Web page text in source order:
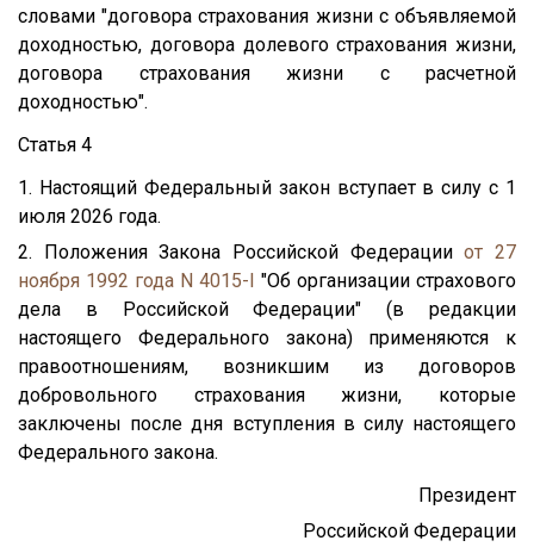
словами "договора страхования жизни с объявляемой
доходностью, договора долевого страхования жизни,
договора страхования жизни с расчетной
доходностью".
Статья 4
1. Настоящий Федеральный закон вступает в силу с 1
июля 2026 года.
2. Положения Закона Российской Федерацииот 27
ноября 1992 года N 4015-I "Об организации страхового
дела в Российской Федерации" (в редакции
настоящего Федерального закона) применяются к
правоотношениям, возникшим из договоров
добровольного страхования жизни, которые
заключены после дня вступления в силу настоящего
Федерального закона.
Президент
Российской Федерации